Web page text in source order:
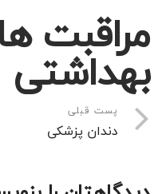
مراقبت
بهداشتی
پست قبلی
دندان پزشکی